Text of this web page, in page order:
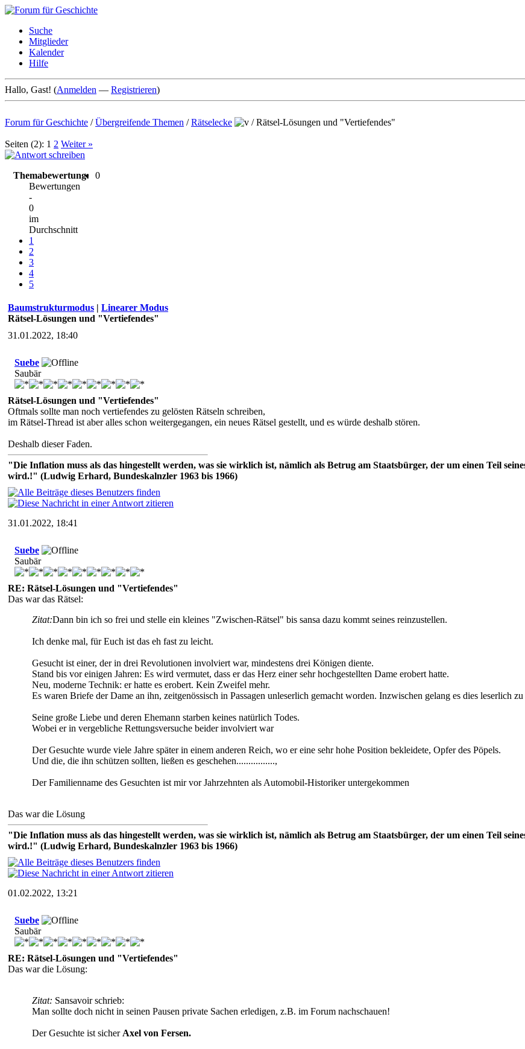
Suche
Mitglieder
Kalender
Hilfe
Hallo, Gast! (Anmelden — Registrieren)
Forum für Geschichte /Übergreifende Themen /Rätselecke /Rätsel-Lösungen und "Vertiefendes"
Seiten (2): 1 2 Weiter »
Themabewertung:
0
Bewertungen
-
0
im
Durchschnitt
1
2
3
4
5
Baumstrukturmodus | Linearer Modus
Rätsel-Lösungen und "Vertiefendes"
31.01.2022, 18:40
Suebe
Saubär
Rätsel-Lösungen und "Vertiefendes"
Oftmals sollte man noch vertiefendes zu gelösten Rätseln schreiben,
im Rätsel-Thread ist aber alles schon weitergegangen, ein neues Rätsel gestellt, und es würde deshalb stören.
Deshalb dieser Faden.
"Die Inflation muss als das hingestellt werden, was sie wirklich ist, nämlich als Betrug am Staatsbürger, der um einen Teil
wird.!" (Ludwig Erhard, Bundeskalnzler 1963 bis 1966)
31.01.2022, 18:41
Suebe
Saubär
RE: Rätsel-Lösungen und "Vertiefendes"
Das war das Rätsel:
Zitat:Dann bin ich so frei und stelle ein kleines "Zwischen-Rätsel" bis sansa dazu kommt seines reinzustellen.
Ich denke mal, für Euch ist das eh fast zu leicht.
Gesucht ist einer, der in drei Revolutionen involviert war, mindestens drei Königen diente.
Stand bis vor einigen Jahren: Es wird vermutet, dass er das Herz einer sehr hochgestellten Dame erobert hatte.
Neu, moderne Technik: er hatte es erobert. Kein Zweifel mehr.
Es waren Briefe der Dame an ihn, zeitgenössisch in Passagen unleserlich gemacht worden. Inzwischen gelang es dies leserlich
Seine große Liebe und deren Ehemann starben keines natürlich Todes.
Wobei er in vergebliche Rettungsversuche beider involviert war
Der Gesuchte wurde viele Jahre später in einem anderen Reich, wo er eine sehr hohe Position bekleidete, Opfer des Pöpels.
Und die, die ihn schützen sollten, ließen es geschehen................,
Der Familienname des Gesuchten ist mir vor Jahrzehnten als Automobil-Historiker untergekommen
Das war die Lösung
"Die Inflation muss als das hingestellt werden, was sie wirklich ist, nämlich als Betrug am Staatsbürger, der um einen Teil
wird.!" (Ludwig Erhard, Bundeskalnzler 1963 bis 1966)
01.02.2022, 13:21
Suebe
Saubär
RE: Rätsel-Lösungen und "Vertiefendes"
Das war die Lösung:
Zitat: Sansavoir schrieb:
Man sollte doch nicht in seinen Pausen private Sachen erledigen, z.B. im Forum nachschauen!
Der Gesuchte ist sicher Axel von Fersen.